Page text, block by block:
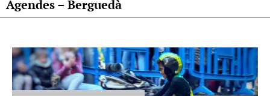
Agendes – Berguedà